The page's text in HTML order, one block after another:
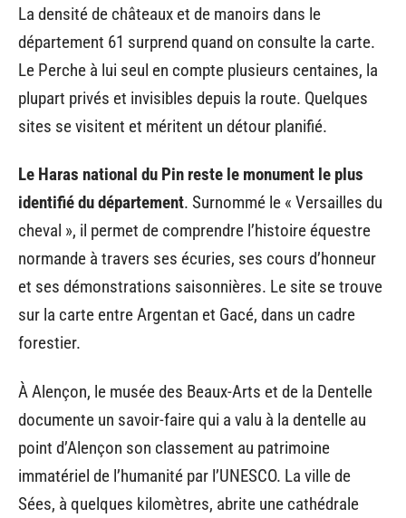
La densité de châteaux et de manoirs dans le
département 61 surprend quand on consulte la carte.
Le Perche à lui seul en compte plusieurs centaines, la
plupart privés et invisibles depuis la route. Quelques
sites se visitent et méritent un détour planifié.
Le Haras national du Pin reste le monument le plus
identifié du département. Surnommé le « Versailles du
cheval », il permet de comprendre l’histoire équestre
normande à travers ses écuries, ses cours d’honneur
et ses démonstrations saisonnières. Le site se trouve
sur la carte entre Argentan et Gacé, dans un cadre
forestier.
À Alençon, le musée des Beaux-Arts et de la Dentelle
documente un savoir-faire qui a valu à la dentelle au
point d’Alençon son classement au patrimoine
immatériel de l’humanité par l’UNESCO. La ville de
Sées, à quelques kilomètres, abrite une cathédrale